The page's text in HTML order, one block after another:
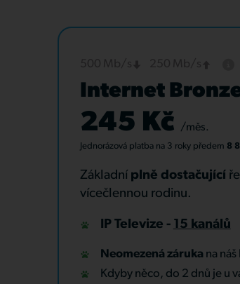
Internet
245 Kč /měs.
Jednorázová platba na 3 rokypředem 8
Základní plně dostačující
vícečlennou rodinu.
IP Televize - 15 kanálů
Neomezená záruka na
Kdyby něco, do 2 dnů je u